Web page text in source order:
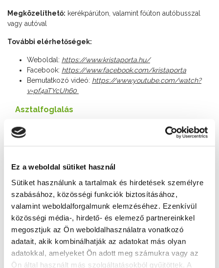
Ez a weboldal sütiket használ
Sütiket használunk a tartalmak és hirdetések személyre
szabásához, közösségi funkciók biztosításához,
valamint weboldalforgalmunk elemzéséhez. Ezenkívül
közösségi média-, hirdető- és elemező partnereinkkel
megosztjuk az Ön weboldalhasználatra vonatkozó
adatait, akik kombinálhatják az adatokat más olyan
adatokkal, amelyeket Ön adott meg számukra vagy az
Ön által használt más szolgáltatásokból gyűjtöttek. A
Megközelíthető: kerékpárúton, valamint főúton autóbusszal
vagy autóval
További elérhetőségek:
Weboldal: https://www.kristaporta.hu/
Facebook: https://www.facebook.com/kristaporta
Bemutatkozó videó: https://www.youtube.com/watch?
v=pf4aTYcUh60
Asztalfoglalás
http://www.kristaporta.hu/
További éttermek